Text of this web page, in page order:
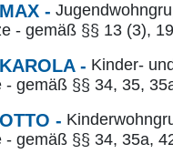
-
- gemäß §§ 13 (3),
- Kinder-
- gemäß §§ 34, 35,
-
- gemäß §§ 34, 35a,